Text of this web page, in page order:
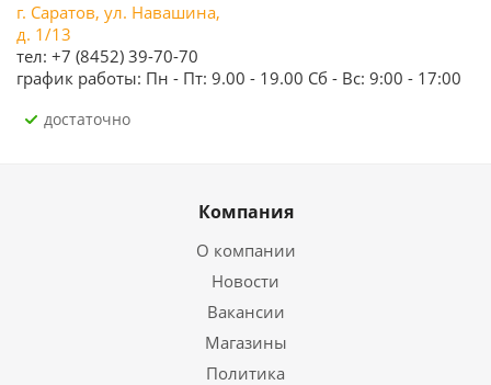
г. Саратов, ул. Навашина,
д. 1/13
тел: +7 (8452) 39-70-70
график работы: Пн - Пт: 9.00 - 19.00 Сб - Вс: 9:00 - 17:00
Достаточно
Компания
О компании
Новости
Вакансии
Магазины
Политика